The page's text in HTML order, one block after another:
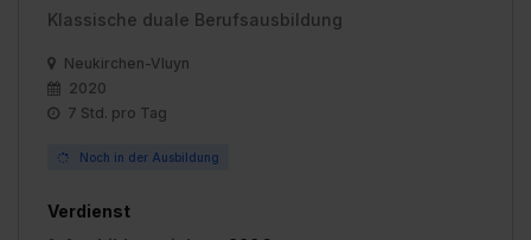
Klassische duale Berufsausbildung
Neukirchen-Vluyn
2020
7 Std. pro Tag
Noch in der Ausbildung
Verdienst